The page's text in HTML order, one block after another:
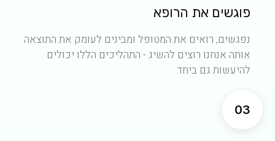
פוגשים את הרופא
נפגשים, רואים את המטופל ומבינים לעומק את התוצאה
אותה אנחנו רוצים להשיג - התהליכים הללו יכולים
להיעשות גם ביחד.
03